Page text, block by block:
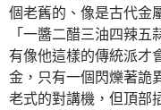
個老舊的、像是古代金
「一醬二醋三油四辣
有像他這樣的傳統派才
金，只有一個閃爍著詭
老式的對講機，但頂部